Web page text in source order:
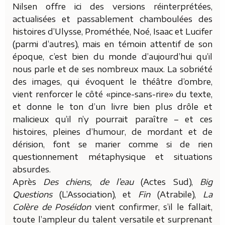
Nilsen offre ici des versions réinterprétées,
actualisées et passablement chamboulées des
histoires d’Ulysse, Prométhée, Noé, Isaac et Lucifer
(parmi d’autres), mais en témoin attentif de son
époque, c’est bien du monde d’aujourd’hui qu’il
nous parle et de ses nombreux maux. La sobriété
des images, qui évoquent le théâtre d’ombre,
vient renforcer le côté «pince-sans-rire» du texte,
et donne le ton d’un livre bien plus drôle et
malicieux qu’il n’y pourrait paraître – et ces
histoires, pleines d’humour, de mordant et de
dérision, font se marier comme si de rien
questionnement métaphysique et situations
absurdes.
Après Des chiens, de l’eau(Actes Sud), Big
Questions(L’Association), et Fin(Atrabile), La
Colère de Poséidonvient confirmer, s’il le fallait,
toute l’ampleur du talent versatile et surprenant